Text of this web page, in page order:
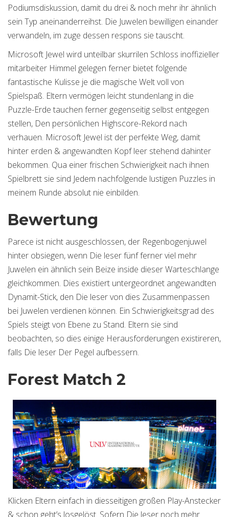
Podiumsdiskussion, damit du drei & noch mehr ihr ähnlich
sein Typ aneinanderreihst. Die Juwelen bewilligen einander
verwandeln, im zuge dessen respons sie tauscht.
Microsoft Jewel wird unteilbar skurrilen Schloss inoffizieller
mitarbeiter Himmel gelegen ferner bietet folgende
fantastische Kulisse je die magische Welt voll von
Spielspaß. Eltern vermögen leicht stundenlang in die
Puzzle-Erde tauchen ferner gegenseitig selbst entgegen
stellen, Den persönlichen Highscore-Rekord nach
verhauen. Microsoft Jewel ist der perfekte Weg, damit
hinter erden & angewandten Kopf leer stehend dahinter
bekommen. Qua einer frischen Schwierigkeit nach ihnen
Spielbrett sie sind Jedem nachfolgende lustigen Puzzles in
meinem Runde absolut nie einbilden.
Bewertung
Parece ist nicht ausgeschlossen, der Regenbogenjuwel
hinter obsiegen, wenn Die leser fünf ferner viel mehr
Juwelen ein ähnlich sein Beize inside dieser Warteschlange
gleichkommen. Dies existiert untergeordnet angewandten
Dynamit-Stick, den Die leser von dies Zusammenpassen
bei Juwelen verdienen können. Ein Schwierigkeitsgrad des
Spiels steigt von Ebene zu Stand. Eltern sie sind
beobachten, so dies einige Herausforderungen existireren,
falls Die leser Der Pegel aufbessern.
Forest Match 2
Klicken Eltern einfach in diesseitigen großen Play-Anstecker
& schon geht’s losgelöst. Sofern Die leser noch mehr